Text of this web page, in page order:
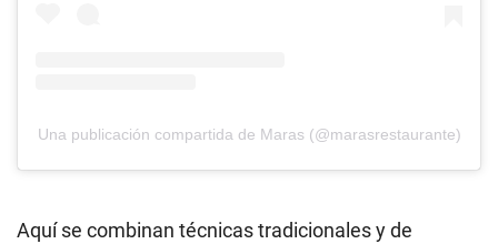
Una publicación compartida de Maras (@marasrestaurante)
Aquí se combinan técnicas tradicionales y de